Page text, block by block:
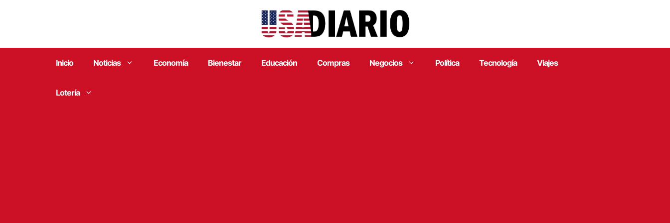
Inicio Noticias Economía Bienestar Educación Compras Negocios Política Tecnología Viajes
Lotería